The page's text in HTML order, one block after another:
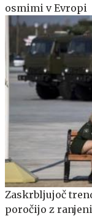
osmimi v Evropi
Zaskrbljujoč
poročijo z